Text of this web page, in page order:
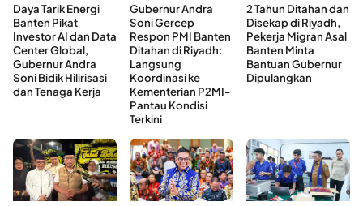
Daya Tarik Energi
Banten Pikat
Investor AI dan Data
Center Global,
Gubernur Andra
Soni Bidik Hilirisasi
dan Tenaga Kerja
Gubernur Andra
Soni Gercep
Respon PMI Banten
Ditahan di Riyadh:
Langsung
Koordinasi ke
Kementerian P2MI-
Pantau Kondisi
Terkini
2 Tahun Ditahan dan
Disekap di Riyadh,
Pekerja Migran Asal
Banten Minta
Bantuan Gubernur
Dipulangkan